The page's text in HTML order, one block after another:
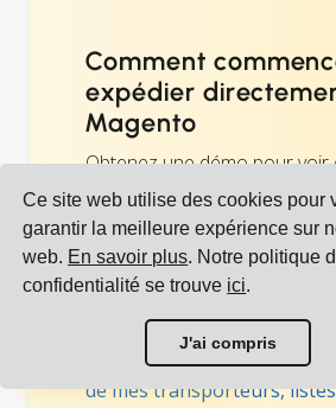
Ce site web utilise des cookies pour
garantir la meilleure expérience sur
web. En savoir plus. Notre politique
confidentialité se trouve ici.
J'ai compris
Comment
expédier
Magento
Obtenez une démo pour voir
vous pouvez ajouter le
d'expédition à Magento.
sélectionnez vos
téléchargez vos prix et autres
utilisateurs et commencez à
immédiatement. Voir aussi :
de mes transporteurs,
Voir toutes les intégrations
Voir tous les transporteurs